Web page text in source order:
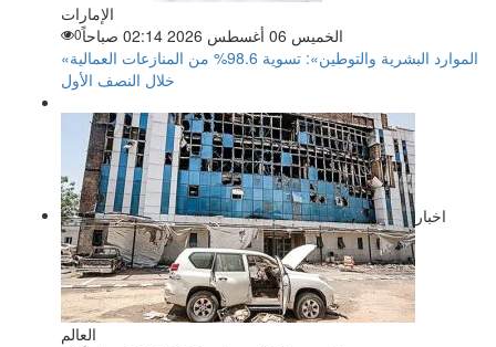
الإمارات
الخميس 06 أغسطس 2026 02:14 صباحاً
0
«الموارد البشرية والتوطين»: تسوية 98.6% من المنازعات العمالية
خلال النصف الأول
اخبار
العالم